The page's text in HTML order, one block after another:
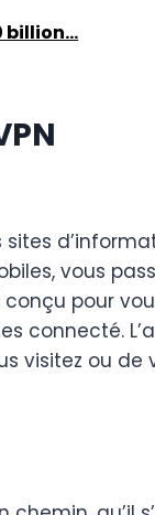
billion...
vous
pour
connecté.
visitez ou